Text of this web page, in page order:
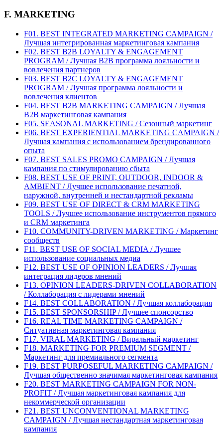
F. MARKETING
F01. BEST INTEGRATED MARKETING CAMPAIGN /
Лучшая интегрированная маркетинговая кампания
F02. BEST B2B LOYALTY & ENGAGEMENT
PROGRAM / Лучшая B2B программа лояльности и
вовлечения партнеров
F03. BEST B2C LOYALTY & ENGAGEMENT
PROGRAM / Лучшая программа лояльности и
вовлечения клиентов
F04. BEST B2B MARKETING CAMPAIGN / Лучшая
B2B маркетинговая кампания
F05. SEASONAL MARKETING / Сезонный маркетинг
F06. BEST EXPERIENTIAL MARKETING CAMPAIGN /
Лучшая кампания с использованием брендированного
опыта
F07. BEST SALES PROMO CAMPAIGN / Лучшая
кампания по стимулированию сбыта
F08. BEST USE OF PRINT, OUTDOOR, INDOOR &
AMBIENT / Лучшее использование печатной,
наружной, внутренней и нестандартной рекламы
F09. BEST USE OF DIRECT & CRM MARKETING
TOOLS / Лучшее использование инструментов прямого
и CRM маркетинга
F10. COMMUNITY-DRIVEN MARKETING / Маркетинг
сообществ
F11. BEST USE OF SOCIAL MEDIA / Лучшее
использование социальных медиа
F12. BEST USE OF OPINION LEADERS / Лучшая
интеграция лидеров мнений
F13. OPINION LEADERS-DRIVEN COLLABORATION
/ Коллаборация с лидерами мнений
F14. BEST COLLABORATION / Лучшая коллаборация
F15. BEST SPONSORSHIP / Лучшее спонсорство
F16. REAL TIME MARKETING CAMPAIGN /
Ситуативная маркетинговая кампания
F17. VIRAL MARKETING / Виральный маркетинг
F18. MARKETING FOR PREMIUM SEGMENT /
Маркетинг для премиального сегмента
F19. BEST PURPOSEFUL MARKETING CAMPAIGN /
Лучшая общественно значимая маркетинговая кампания
F20. BEST MARKETING CAMPAIGN FOR NON-
PROFIT / Лучшая маркетинговая кампания для
некоммерческой организации
F21. BEST UNCONVENTIONAL MARKETING
CAMPAIGN / Лучшая нестандартная маркетинговая
кампания